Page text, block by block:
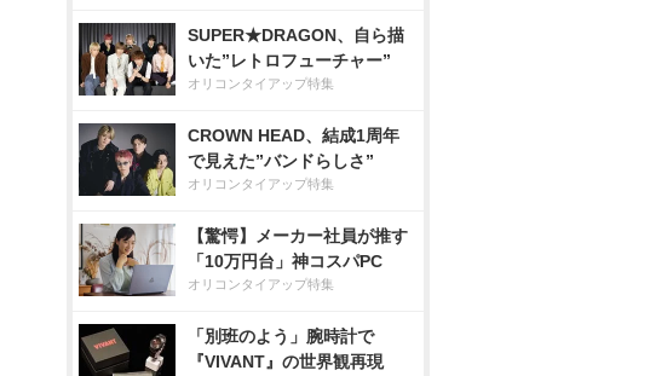
SUPER★DRAGON、自ら描
いた”レトロフューチャー”
オリコンタイアップ特集
CROWN HEAD、結成1周年
で見えた”バンドらしさ”
オリコンタイアップ特集
【驚愕】メーカー社員が推す
「10万円台」神コスパPC
オリコンタイアップ特集
「別班のよう」腕時計で
『VIVANT』の世界観再現